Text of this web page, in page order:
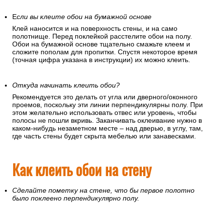
Если вы клеите обои на бумажной основе
Клей наносится и на поверхность стены, и на само
полотнище. Перед поклейкой расстелите обои на полу.
Обои на бумажной основе тщательно смажьте клеем и
сложите пополам для пропитки. Спустя некоторое время
(точная цифра указана в инструкции) их можно клеить.
Откуда начинать клеить обои?
Рекомендуется это делать от угла или дверного/оконного
проемов, поскольку эти линии перпендикулярны полу. При
этом желательно использовать отвес или уровень, чтобы
полосы не пошли вкривь. Заканчивать оклеивание нужно в
каком-нибудь незаметном месте – над дверью, в углу, там,
где часть стены будет скрыта мебелью или занавесками.
Как клеить обои на стену
Сделайте пометку на стене, что бы первое полотно
было поклеено перпендикулярно полу.